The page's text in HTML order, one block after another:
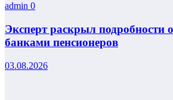
admin 0
Эксперт раскрыл подробности
банками пенсионеров
03.08.2026